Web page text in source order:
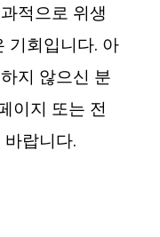
적으로 위생
기회입니다. 아
지 않으신 분
이지 또는 전
랍니다.